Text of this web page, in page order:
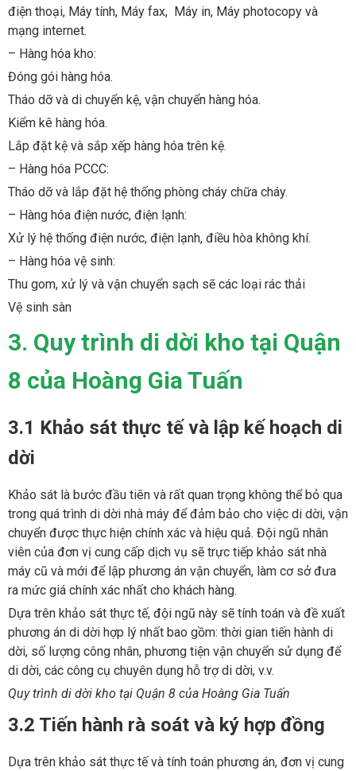
điện thoại, Máy tính, Máy fax, Máy in, Máy photocopy và
mạng internet.
– Hàng hóa kho:
Đóng gói hàng hóa.
Tháo dỡ và di chuyển kệ, vận chuyển hàng hóa.
Kiểm kê hàng hóa.
Lắp đặt kệ và sắp xếp hàng hóa trên kệ.
– Hàng hóa PCCC:
Tháo dỡ và lắp đặt hệ thống phòng cháy chữa cháy.
– Hàng hóa điện nước, điện lạnh:
Xử lý hệ thống điện nước, điện lạnh, điều hòa không khí.
– Hàng hóa vệ sinh:
Thu gom, xử lý và vận chuyển sạch sẽ các loại rác thải
Vệ sinh sàn
3. Quy trình di dời kho tại Quận
8 của Hoàng Gia Tuấn
3.1 Khảo sát thực tế và lập kế hoạch di
dời
Khảo sát là bước đầu tiên và rất quan trọng không thể bỏ qua
trong quá trình di dời nhà máy để đảm bảo cho việc di dời, vận
chuyển được thực hiện chính xác và hiệu quả. Đội ngũ nhân
viên của đơn vị cung cấp dịch vụ sẽ trực tiếp khảo sát nhà
máy cũ và mới để lập phương án vận chuyển, làm cơ sở đưa
ra mức giá chính xác nhất cho khách hàng.
Dựa trên khảo sát thực tế, đội ngũ này sẽ tính toán và đề xuất
phương án di dời hợp lý nhất bao gồm: thời gian tiến hành di
dời, số lượng công nhân, phương tiện vận chuyển sử dụng để
di dời, các công cụ chuyên dụng hỗ trợ di dời, v.v.
Quy trình di dời kho tại Quận 8 của Hoàng Gia Tuấn
3.2 Tiến hành rà soát và ký hợp đồng
Dựa trên khảo sát thực tế và tính toán phương án, đơn vị cung